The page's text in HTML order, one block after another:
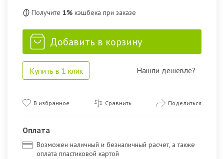
Получите 1% кэшбека при заказе
Добавить в корзину
Купить в 1 клик Нашли дешевле?
В избранное Сравнить Поделиться
Оплата
Возможен наличный и безналичный расчет, а также
оплата пластиковой картой